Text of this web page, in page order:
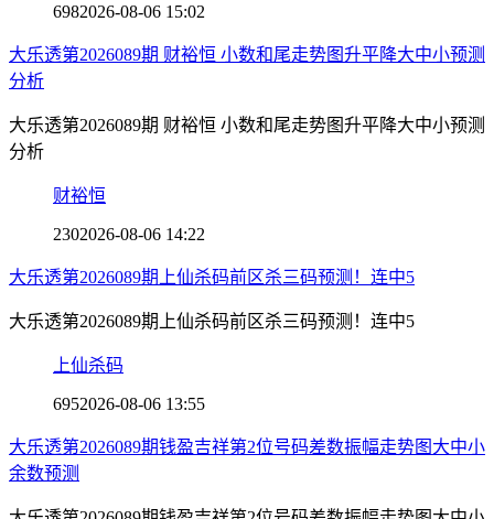
6982026-08-06 15:02
大乐透第2026089期 财裕恒 小数和尾走势图升平降大中小预测
分析
大乐透第2026089期 财裕恒 小数和尾走势图升平降大中小预测
分析
财裕恒
2302026-08-06 14:22
大乐透第2026089期上仙杀码前区杀三码预测！连中5
大乐透第2026089期上仙杀码前区杀三码预测！连中5
上仙杀码
6952026-08-06 13:55
大乐透第2026089期钱盈吉祥第2位号码差数振幅走势图大中小
余数预测